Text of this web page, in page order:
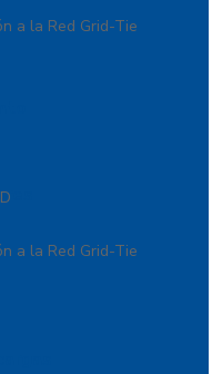
a la Red Grid-Tie
a la Red Grid-Tie